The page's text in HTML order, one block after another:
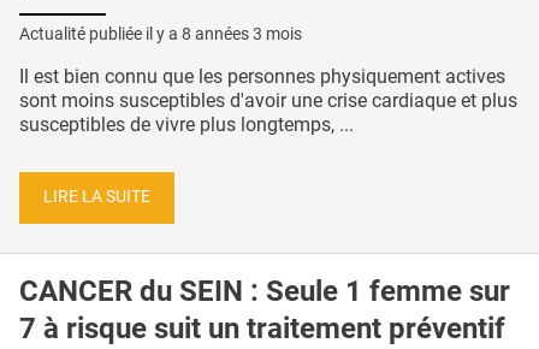
Actualité publiée il y a 8 années 3 mois
Il est bien connu que les personnes physiquement actives
sont moins susceptibles d'avoir une crise cardiaque et plus
susceptibles de vivre plus longtemps, ...
LIRE LA SUITE
CANCER du SEIN : Seule 1 femme sur
7 à risque suit un traitement préventif